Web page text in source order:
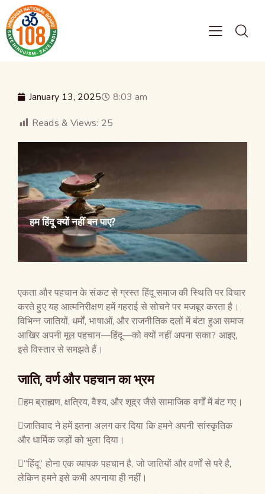
January 13, 2025
8:03 am
Reads & Views: 25
हम हिंदू क्यों नहीं बन पाए?
एकता और पहचान के संकट से ग्रस्त हिंदू समाज की स्थिति पर विचार
करते हुए यह आत्मनिरीक्षण हमें गहराई से सोचने पर मजबूर करता है।
विभिन्न जातियों, धर्मों, भाषाओं, और राजनीतिक दलों में बंटा हुआ समाज
आखिर अपनी मूल पहचान—हिंदू—को क्यों नहीं अपना सका? आइए,
इसे विस्तार से समझते हैं।
जाति, वर्ण और पहचान का भ्रम
हम ब्राह्मण, क्षत्रिय, वैश्य, और शूद्र जैसे सामाजिक वर्गों में बंट गए।
जातिवाद ने हमें इतना अलग कर दिया कि हमने अपनी सांस्कृतिक
और धार्मिक जड़ों को भुला दिया।
”हिंदू” होना एक व्यापक पहचान है, जो जातियों और वर्णों से परे है,
लेकिन हमने इसे कभी अपनाया ही नहीं।